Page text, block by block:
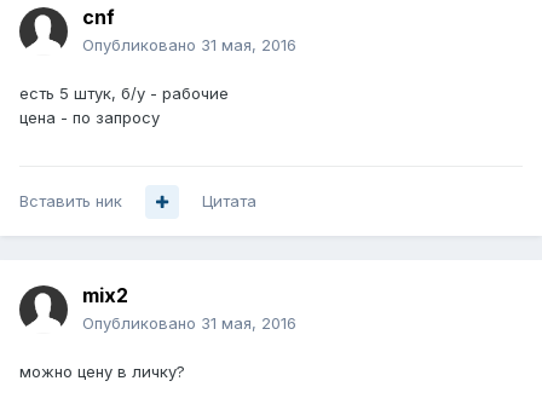
cnf
Опубликовано 31 мая, 2016
есть 5 штук, б/у - рабочие
цена - по запросу
Вставить ник Цитата
mix2
Опубликовано 31 мая, 2016
можно цену в личку?